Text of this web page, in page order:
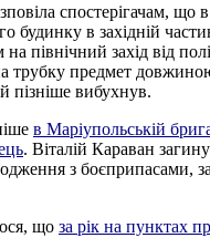
спостерігачам, що
будинку в західній
північний захід від
трубку предмет
пізніше вибухнув.
в Маріупольській
. Віталій Караван
з боєприпасами,
що за рік на пунктах